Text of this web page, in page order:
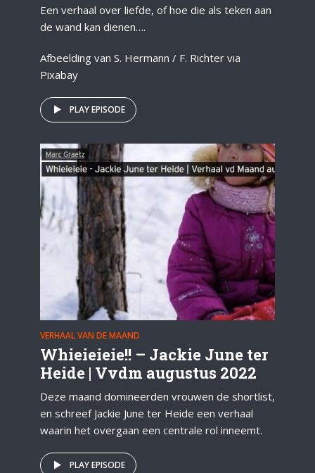
Een verhaal over liefde, of hoe die als teken aan
de wand kan dienen….
Afbeelding van S. Hermann / F. Richter via
Pixabay
PLAY EPISODE
VERHAAL VAN DE MAAND
Whieieieie!! – Jackie June ter
Heide | Vvdm augustus 2022
Deze maand domineerden vrouwen de shortlist,
en schreef Jackie June ter Heide een verhaal
waarin het overgaan een centrale rol inneemt.
PLAY EPISODE